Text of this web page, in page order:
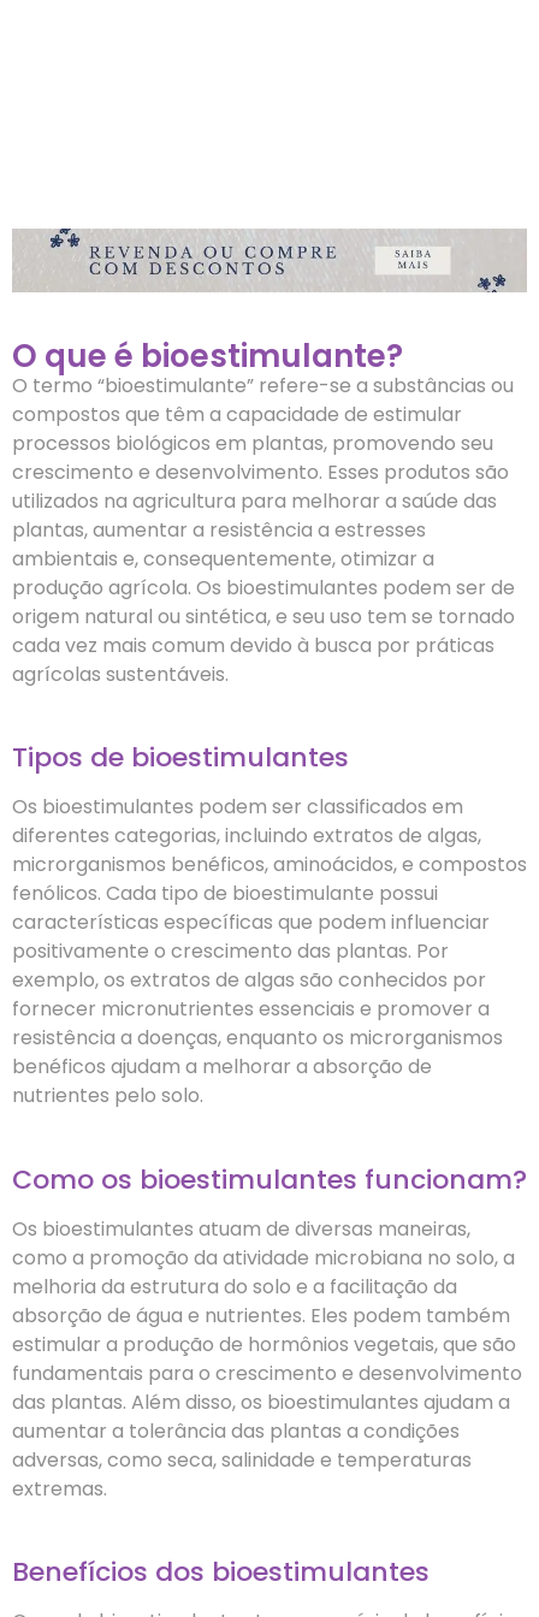
O que é bioestimulante?
O termo “bioestimulante” refere-se a substâncias ou
compostos que têm a capacidade de estimular
processos biológicos em plantas, promovendo seu
crescimento e desenvolvimento. Esses produtos são
utilizados na agricultura para melhorar a saúde das
plantas, aumentar a resistência a estresses
ambientais e, consequentemente, otimizar a
produção agrícola. Os bioestimulantes podem ser de
origem natural ou sintética, e seu uso tem se tornado
cada vez mais comum devido à busca por práticas
agrícolas sustentáveis.
Tipos de bioestimulantes
Os bioestimulantes podem ser classificados em
diferentes categorias, incluindo extratos de algas,
microrganismos benéficos, aminoácidos, e compostos
fenólicos. Cada tipo de bioestimulante possui
características específicas que podem influenciar
positivamente o crescimento das plantas. Por
exemplo, os extratos de algas são conhecidos por
fornecer micronutrientes essenciais e promover a
resistência a doenças, enquanto os microrganismos
benéficos ajudam a melhorar a absorção de
nutrientes pelo solo.
Como os bioestimulantes funcionam?
Os bioestimulantes atuam de diversas maneiras,
como a promoção da atividade microbiana no solo, a
melhoria da estrutura do solo e a facilitação da
absorção de água e nutrientes. Eles podem também
estimular a produção de hormônios vegetais, que são
fundamentais para o crescimento e desenvolvimento
das plantas. Além disso, os bioestimulantes ajudam a
aumentar a tolerância das plantas a condições
adversas, como seca, salinidade e temperaturas
extremas.
Benefícios dos bioestimulantes